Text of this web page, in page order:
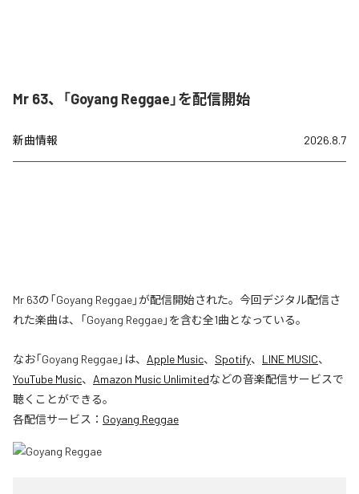
Mr 63、「Goyang Reggae」を配信開始
新曲情報 2026.8.7
Mr 63の「Goyang Reggae」が配信開始された。今回デジタル配信さ
れた楽曲は、「Goyang Reggae」を含む全1曲となっている。
なお「Goyang Reggae」は、 Apple Music、 Spotify、 LINE MUSIC、
YouTube Music、 Amazon Music Unlimitedなどの音楽配信サービスで
聴くことができる。
各配信サービス： Goyang Reggae